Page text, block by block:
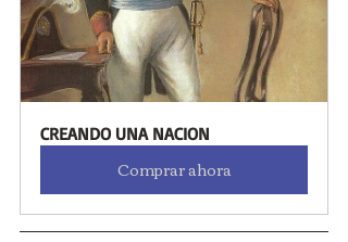
CREANDO UNA NACION
Comprar ahora